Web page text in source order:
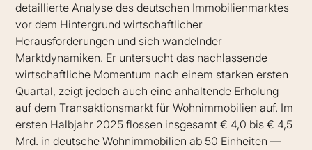
detaillierte Analyse des deutschen Immobilienmarktes
vor dem Hintergrund wirtschaftlicher
Herausforderungen und sich wandelnder
Marktdynamiken. Er untersucht das nachlassende
wirtschaftliche Momentum nach einem starken ersten
Quartal, zeigt jedoch auch eine anhaltende Erholung
auf dem Transaktionsmarkt für Wohnimmobilien auf. Im
ersten Halbjahr 2025 flossen insgesamt € 4,0 bis € 4,5
Mrd. in deutsche Wohnimmobilien ab 50 Einheiten —